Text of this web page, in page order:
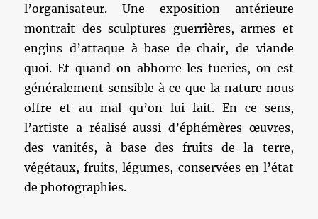
l’organisateur. Une exposition antérieure
montrait des sculptures guerrières, armes et
engins d’attaque à base de chair, de viande
quoi. Et quand on abhorre les tueries, on est
généralement sensible à ce que la nature nous
offre et au mal qu’on lui fait. En ce sens,
l’artiste a réalisé aussi d’éphémères œuvres,
des vanités, à base des fruits de la terre,
végétaux, fruits, légumes, conservées en l’état
de photographies.